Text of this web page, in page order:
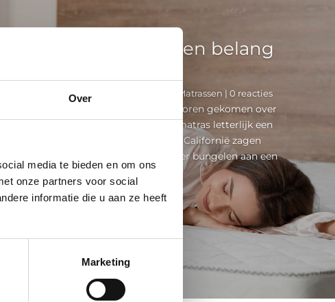
Over
media te bieden en om ons
onze partners voor social
informatie die u aan ze heeft
Marketing
matrasnieuws en belang
redactie Matrassen | 0 reacties
is er een opmerkelijk verhaal naar voren gekomen over
van een goed matras, waarin een matras letterlijk een
heeft gered. Tijdens een verhuizing in Californië zagen
Jennifer Lighter een driejarige kleuter bungelen aan een
kabel...